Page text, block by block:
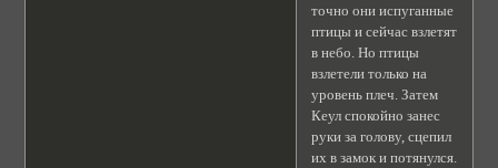
точно они испуганные
птицы и сейчас взлетят
в небо. Но птицы
взлетели только на
уровень плеч. Затем
Кеул спокойно занес
руки за голову, сцепил
их в замок и потянулся.